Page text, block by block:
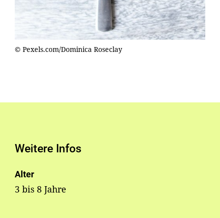
© Pexels.com/Dominica Roseclay
Weitere Infos
Alter
3 bis 8 Jahre